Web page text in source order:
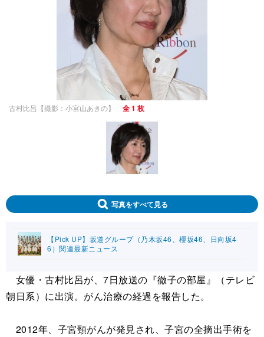
古村比呂【撮影：小宮山あきの】 全 1 枚
写真をすべて見る
【Pick UP】坂道グループ（乃木坂46、櫻坂46、日向坂4
6）関連最新ニュース
女優・古村比呂が、7日放送の『徹子の部屋』（テレビ
朝日系）に出演。がん治療の経過を報告した。
2012年、子宮頸がんが発見され、子宮の全摘出手術を